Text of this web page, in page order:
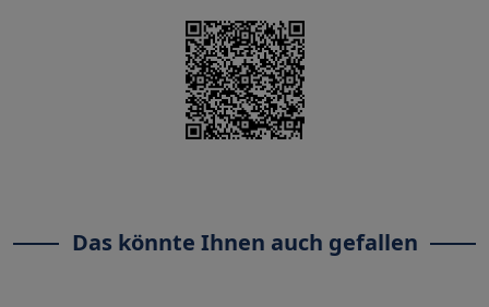
Das könnte Ihnen auch gefallen